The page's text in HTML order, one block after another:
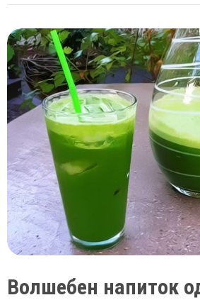
опашка
може
да
излекува
рак
на
дојката
Волшебен напиток